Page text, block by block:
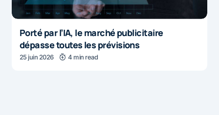
Porté par l’IA, le marché publicitaire
dépasse toutes les prévisions
25 juin 2026 4 min read